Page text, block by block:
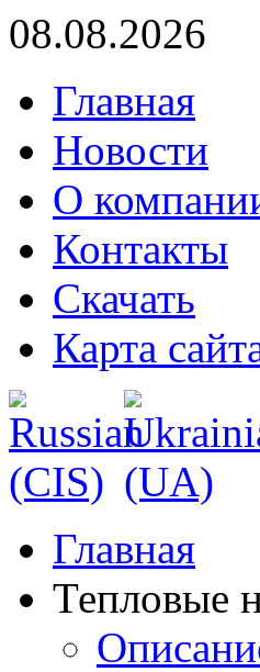
08.08.2026
Главная
Новости
О
Контакты
Скачать
Карта
Главная
Тепловые